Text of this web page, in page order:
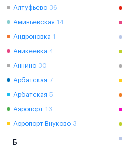
Алтуфьево 36
Аминьевская 14
Андроновка 1
Аникеевка 4
Аннино 30
Арбатская 7
Арбатская 5
Аэропорт 13
Аэропорт Внуково 3
Б